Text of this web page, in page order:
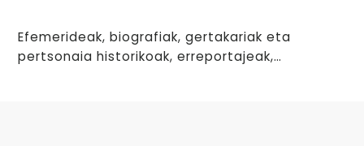
Efemerideak, biografiak, gertakariak eta
pertsonaia historikoak, erreportajeak,…